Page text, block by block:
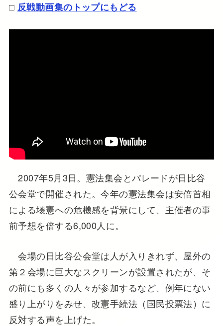
□ 反戦動画集のトップにもどる
2007年5月3日。憲法集会とパレードが日比谷
公会堂で開催された。今年の憲法集会は安倍首相
による壊憲への危機感を背景にして、主催者の事
前予想を倍する6,000人に。
会場の日比谷公会堂は人が入りきれず、屋外の
第２会場に巨大なスクリーンが設置されたが、そ
の前にも多くの人々が参加するなど、例年にない
盛り上がりをみせ、改憲手続法（国民投票法）に
反対する声を上げた。